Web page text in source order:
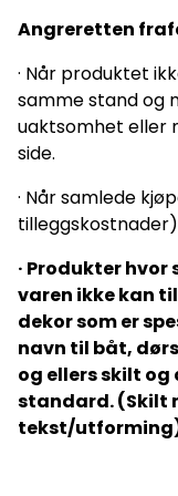
Angreretten
· Når produktet
samme stand og
uaktsomhet eller
side.
· Når samlede
· Produkter
varen ikke kan
dekor som er
navn til båt,
og ellers skilt
standard. (Skilt
tekst/